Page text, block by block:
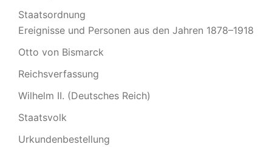
Staatsordnung
Ereignisse und Personen aus den Jahren 1878–1918
Otto von Bismarck
Reichsverfassung
Wilhelm II. (Deutsches Reich)
Staatsvolk
Urkundenbestellung